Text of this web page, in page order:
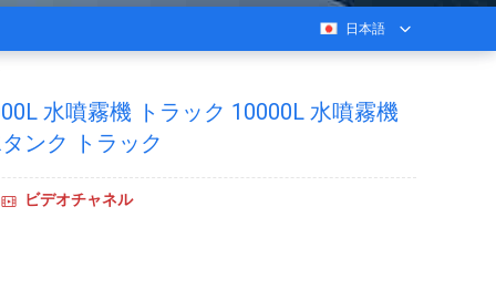
日本語
水噴霧機 トラック 10000L 水噴霧機
ンク トラック
ビデオチャネル